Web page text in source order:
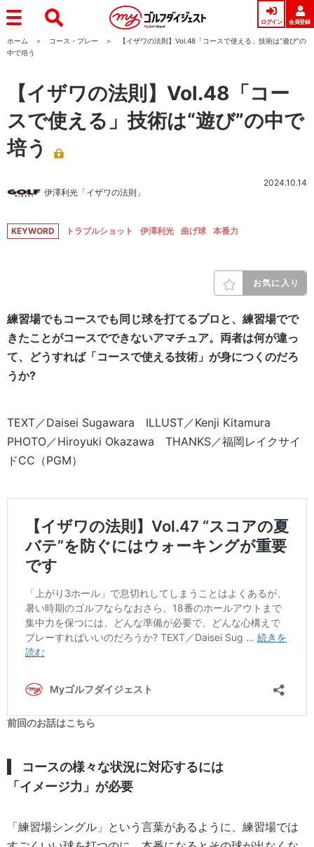
ログイン 会員登録
ホーム コース・プレー
【イザワの法則】Vol.48「コースで使える」技術は“遊び”の
中で培う
【イザワの法則】Vol.48「コー
スで使える」技術は“遊び”の中で
培う
伊澤利光「イザワの法則」
2024.10.14
KEYWORD トラブルショット 伊澤利光 曲げ球 本番力
お気に入り
練習場でもコースでも同じ球を打てるプロと、練習場でで
きたことがコースでできないアマチュア。両者は何が違っ
て、どうすれば「コースで使える技術」が身につくのだろ
うか?
TEXT／Daisei Sugawara ILLUST／Kenji Kitamura
PHOTO／Hiroyuki Okazawa THANKS／福岡レイクサイ
ドCC（PGM）
前回のお話はこちら
コースの様々な状況に対応するには
「イメージ力」が必要
「練習場シングル」という言葉があるように、練習場では